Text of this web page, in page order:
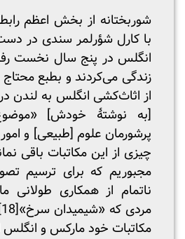
شوربختانه از بخش اعظم
با کارل شؤرلمر سندی در
انگلس در پنج سال نخست
زندگی می‌کردند و بطبع
[به نوشتۀ خودش]
پرشورمان علوم [طبیعی] و
چیزی از این مکاتبات باقی
مجبوریم که برای ترسیم
ناتمام از همکاری طولانی
مردی که «شیمیدان سرخ»[18]
مکاتبات خود مارکس و انگلس